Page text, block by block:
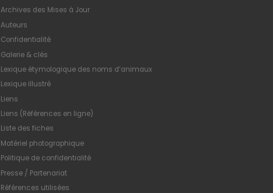
Archives des Mises à Jour
Auteurs
Confidentialité
Galerie & clés
Lexique étymologique des noms d’animaux
Lexique illustré
Liens
Liens (Références en ligne)
Liste des fiches
Matériel photographique
Politique de confidentialité
Presse / Partenariat
Références utilisées